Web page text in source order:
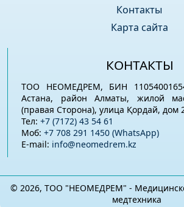
Контакты
Карта сайта
КОНТАКТЫ
ТОО НЕОМЕДРЕМ, БИН
Астана, район Алматы, жилой
(правая Сторона), улица Қордай, дом
Тел:+7 (7172) 43 54 61
Моб:+7 708 291 1450 (WhatsApp)
E-mail: info@neomedrem.kz
© 2026, ТОО "НЕОМЕДРЕМ" -
медтехника